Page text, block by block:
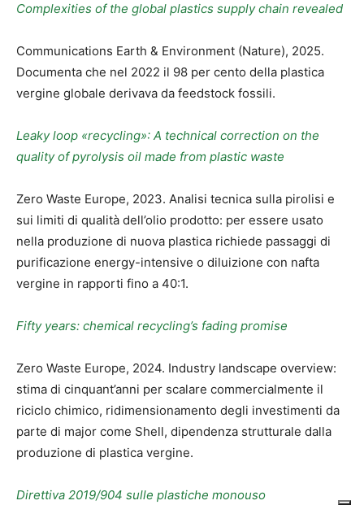
Complexities of the global plastics supply chain revealed
Communications Earth & Environment (Nature), 2025.
Documenta che nel 2022 il 98 per cento della plastica
vergine globale derivava da feedstock fossili.
Leaky loop «recycling»: A technical correction on the
quality of pyrolysis oil made from plastic waste
Zero Waste Europe, 2023. Analisi tecnica sulla pirolisi e
sui limiti di qualità dell’olio prodotto: per essere usato
nella produzione di nuova plastica richiede passaggi di
purificazione energy-intensive o diluizione con nafta
vergine in rapporti fino a 40:1.
Fifty years: chemical recycling’s fading promise
Zero Waste Europe, 2024. Industry landscape overview:
stima di cinquant’anni per scalare commercialmente il
riciclo chimico, ridimensionamento degli investimenti da
parte di major come Shell, dipendenza strutturale dalla
produzione di plastica vergine.
Direttiva 2019/904 sulle plastiche monouso